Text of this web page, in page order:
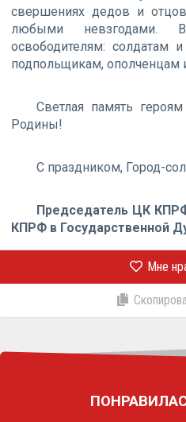
свершениях дедов и
любыми невзгодами.
освободителям: солдатам
подпольщикам, ополченцам
Светлая память
Родины!
С праздником, Город-
Председатель ЦК
КПРФ в Государственной
Мне